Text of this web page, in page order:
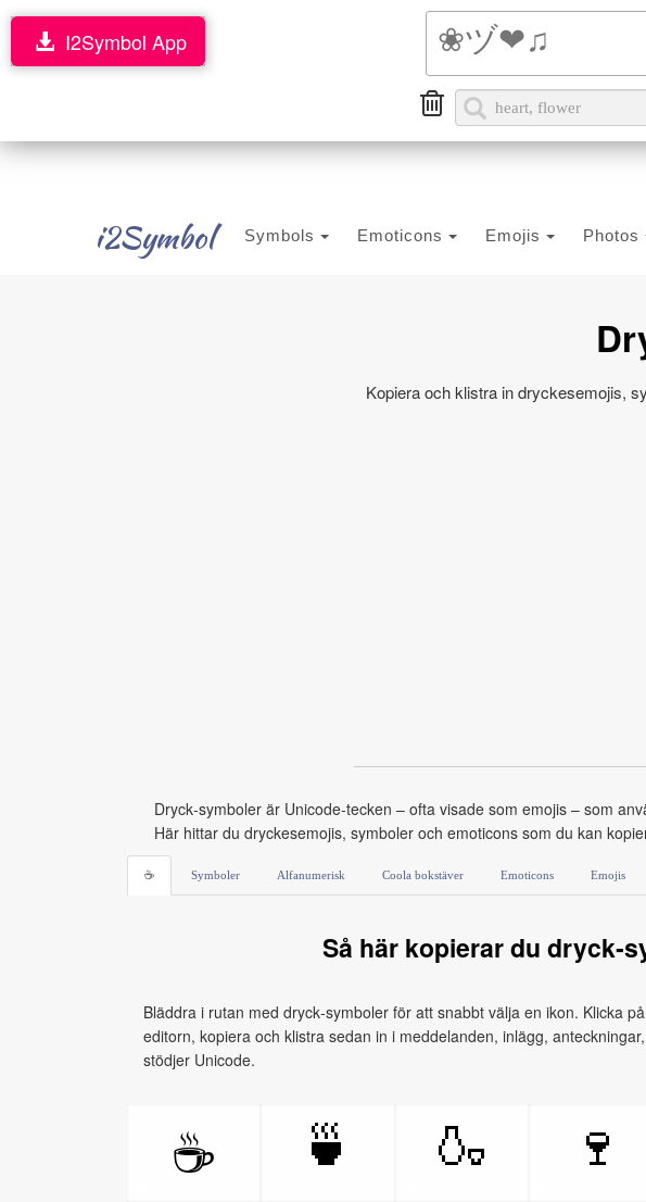
i2Symbol Symbols Emoticons Emojis Photos
I2Symbol App
Kopiera och klistra in dryckesemojis,
Dryck‑symboler är Unicode‑tecken – ofta visade som emojis – som
Här hittar du dryckesemojis, symboler och emoticons som du kan
☕ Symboler Alfanumerisk Coola bokstäver Emoticons Emojis
Så här kopierar du
Bläddra i rutan med dryck‑symboler för att snabbt välja en ikon. Klicka
editorn, kopiera och klistra sedan in i meddelanden, inlägg,
stödjer Unicode.
☕ 🍵 🍶 🍷